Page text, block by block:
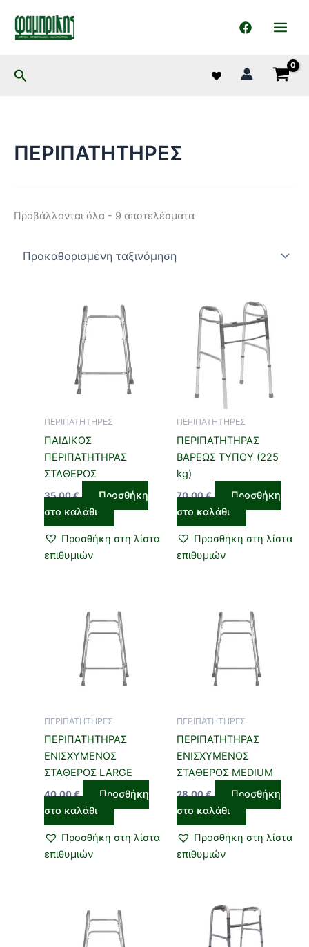
περιεχόμενο
περιεχόμενο
Αναζήτηση
ΠΕΡΙΠΑΤΗΤΗΡΕΣ
Προβάλλονται όλα - 9 αποτελέσματα
ΠΕΡΙΠΑΤΗΤΗΡΕΣ
ΠΑΙΔΙΚΟΣ
ΠΕΡΙΠΑΤΗΤΗΡΑΣ
ΣΤΑΘΕΡΟΣ
35,00€
Προσθήκη
στο καλάθι
Προσθήκη στη λίστα
επιθυμιών
ΠΕΡΙΠΑΤΗΤΗΡΕΣ
ΠΕΡΙΠΑΤΗΤΗΡΑΣ
ΒΑΡΕΩΣ ΤΥΠΟΥ (225
kg)
70,00€
Προσθήκη
στο καλάθι
Προσθήκη στη λίστα
επιθυμιών
ΠΕΡΙΠΑΤΗΤΗΡΕΣ
ΠΕΡΙΠΑΤΗΤΗΡΑΣ
ΕΝΙΣΧΥΜΕΝΟΣ
ΣΤΑΘΕΡΟΣ LARGE
40,00€
Προσθήκη
στο καλάθι
Προσθήκη στη λίστα
επιθυμιών
ΠΕΡΙΠΑΤΗΤΗΡΕΣ
ΠΕΡΙΠΑΤΗΤΗΡΑΣ
ΕΝΙΣΧΥΜΕΝΟΣ
ΣΤΑΘΕΡΟΣ MEDIUM
28,00€
Προσθήκη
στο καλάθι
Προσθήκη στη λίστα
επιθυμιών